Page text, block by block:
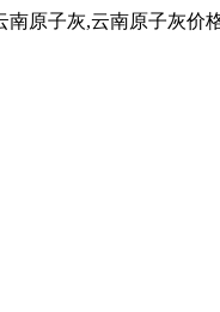
原子灰,云南原子灰价